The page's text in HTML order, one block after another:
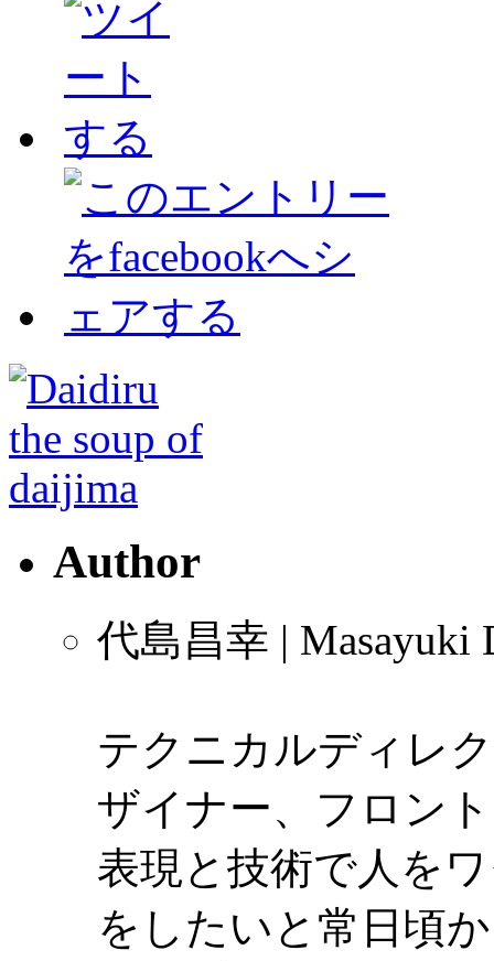
Author
代島昌幸 | Masayuki
テクニカルディレ
ザイナー、フロン
表現と技術で人を
をしたいと常日頃